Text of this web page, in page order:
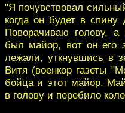
"Я почувствовал
когда он будет в
Поворачиваю голову,
был майор, вот он его
лежали, уткнувшись в
Витя (военкор газеты
бойца и этот майор.
в голову и перебило